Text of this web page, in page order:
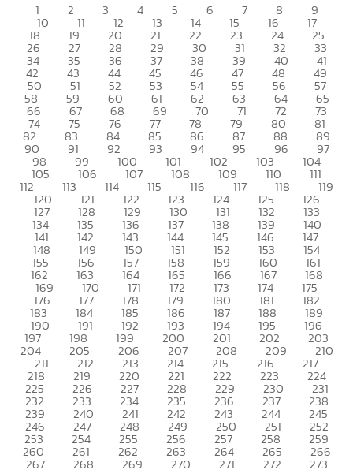
1 2 3 4 5 6 7 8 9
10 11 12 13 14 15 16 17
18 19 20 21 22 23 24 25
26 27 28 29 30 31 32 33
34 35 36 37 38 39 40 41
42 43 44 45 46 47 48 49
50 51 52 53 54 55 56 57
58 59 60 61 62 63 64 65
66 67 68 69 70 71 72 73
74 75 76 77 78 79 80 81
82 83 84 85 86 87 88 89
90 91 92 93 94 95 96 97
98 99 100 101 102 103 104
105 106 107 108 109 110 111
112 113 114 115 116 117 118 119
120 121 122 123 124 125 126
127 128 129 130 131 132 133
134 135 136 137 138 139 140
141 142 143 144 145 146 147
148 149 150 151 152 153 154
155 156 157 158 159 160 161
162 163 164 165 166 167 168
169 170 171 172 173 174 175
176 177 178 179 180 181 182
183 184 185 186 187 188 189
190 191 192 193 194 195 196
197 198 199 200 201 202 203
204 205 206 207 208 209 210
211 212 213 214 215 216 217
218 219 220 221 222 223 224
225 226 227 228 229 230 231
232 233 234 235 236 237 238
239 240 241 242 243 244 245
246 247 248 249 250 251 252
253 254 255 256 257 258 259
260 261 262 263 264 265 266
267 268 269 270 271 272 273